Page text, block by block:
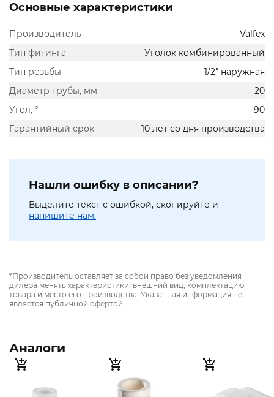
Основные характеристики
Производитель
Valfex
Тип фитинга
Уголок комбинированный
Тип резьбы
1/2" наружная
Диаметр трубы, мм
20
Угол, °
90
Гарантийный срок
10 лет со дня производства
Нашли ошибку в описании?
Выделите текст с ошибкой, скопируйте и
напишите нам.
*Производитель оставляет за собой право без уведомления
дилера менять характеристики, внешний вид, комплектацию
товара и место его производства. Указанная информация не
является публичной офертой
Аналоги